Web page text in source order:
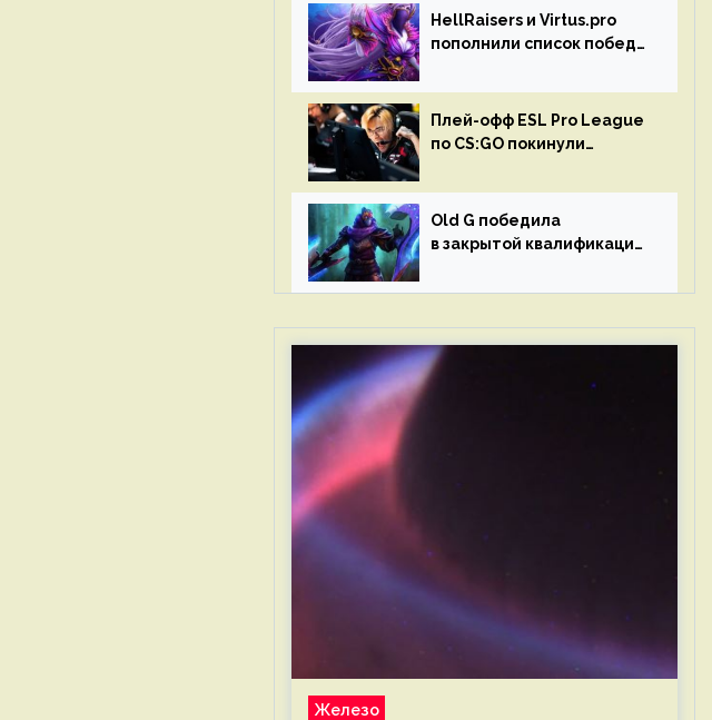
HellRaisers и Virtus.pro
пополнили список побед
Плей-офф ESL Pro League
по CS:GO покинули
Old G победила
в закрытой квалификации
Западной Европы
Железо